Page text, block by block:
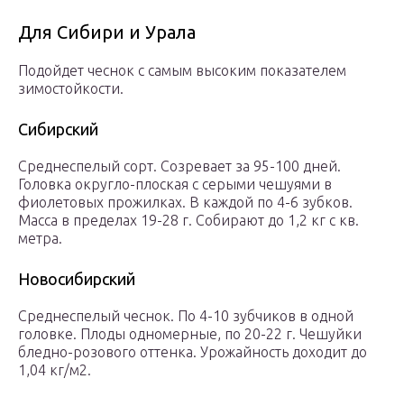
Для Сибири и Урала
Подойдет чеснок с самым высоким показателем
зимостойкости.
Сибирский
Среднеспелый сорт. Созревает за 95-100 дней.
Головка округло-плоская с серыми чешуями в
фиолетовых прожилках. В каждой по 4-6 зубков.
Масса в пределах 19-28 г. Собирают до 1,2 кг с кв.
метра.
Новосибирский
Среднеспелый чеснок. По 4-10 зубчиков в одной
головке. Плоды одномерные, по 20-22 г. Чешуйки
бледно-розового оттенка. Урожайность доходит до
1,04 кг/м2.